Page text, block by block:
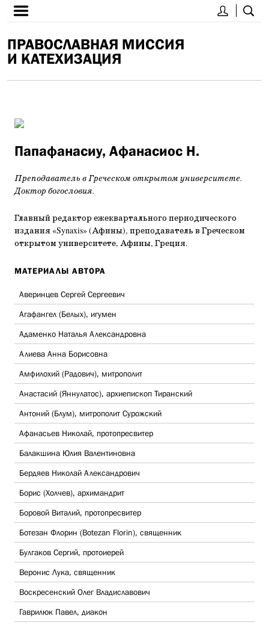
ПРАВОСЛАВНАЯ МИССИЯ
И КАТЕХИЗАЦИЯ
Папафанасиу, Афанасиос Н.
Преподаватель в Греческом открытом университете.
Доктор богословия.
Главный редактор ежеквартального периодического
издания «Synaxis» (Афины), преподаватель в Греческом
открытом университете, Афины, Греция.
МАТЕРИАЛЫ АВТОРА
Аверинцев Сергей Сергеевич
Агафангел (Белых), игумен
Адаменко Наталья Александровна
Алиева Анна Борисовна
Амфилохий (Радович), митрополит
Анастасий (Яннулатос), архиепископ Тиранский
Антоний (Блум), митрополит Сурожский
Афанасьев Николай, протопресвитер
Балакшина Юлия Валентиновна
Бердяев Николай Александрович
Борис (Холчев), архимандрит
Боровой Виталий, протопресвитер
Ботезан Флорин (Botezan Florin), священник
Булгаков Сергий, протоиерей
Веронис Лука, священник
Воскресенский Олег Владиславович
Гаврилюк Павел, диакон